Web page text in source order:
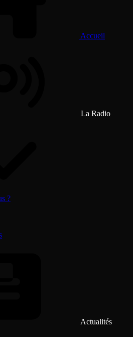
Accueil
La Radio
?
Actualités